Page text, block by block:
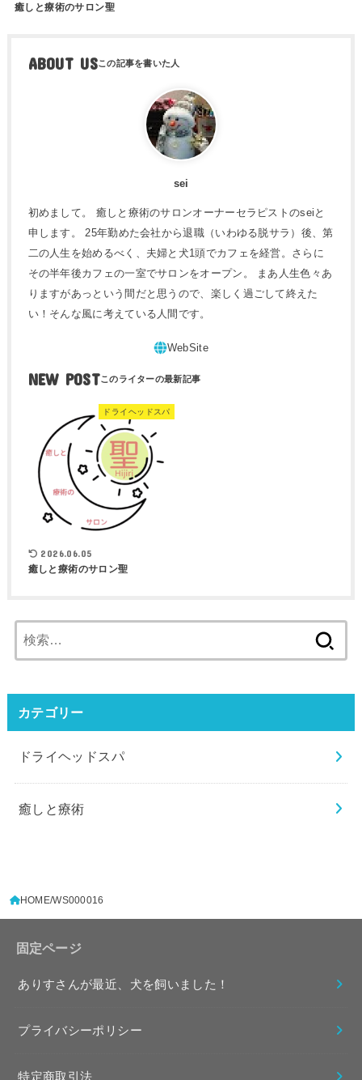
癒しと療術のサロン聖
ABOUT US
sei
初めまして。 癒しと療術のサロンオーナーセラピストのseiと
申します。 25年勤めた会社から退職（いわゆる脱サラ）後、第
二の人生を始めるべく、夫婦と犬1頭でカフェを経営。さらに
その半年後カフェの一室でサロンをオープン。 まあ人生色々あ
りますがあっという間だと思うので、楽しく過ごして終えた
い！そんな風に考えている人間です。
NEW POST
ドライヘッドスパ
2026.06.05
癒しと療術のサロン聖
索:
カテゴリー
ドライヘッドスパ
癒しと療術
HOME WS000016
固定ページ
ありすさんが最近、犬を飼いました！
プライバシーポリシー
特定商取引法